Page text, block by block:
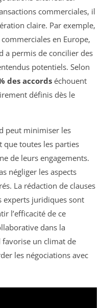
commerciales, il
claire. Par exemple,
en Europe,
a permis de concilier des
potentiels. Selon
des accords échouent
définis dès le
peut minimiser les
que toutes les parties
de leurs engagements.
négliger les aspects
La rédaction de clauses
experts juridiques sont
l’efficacité de ce
dans la
favorise un climat de
les négociations avec